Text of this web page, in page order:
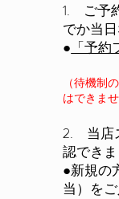
1. ご予
でか当
● 「予約
（待機制
はできませ
2. 当店
認できま
●新規の
当）を